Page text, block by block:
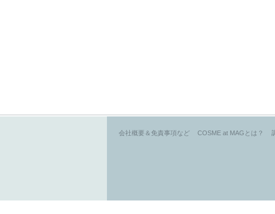
会社概要＆免責事項など COSME at MAGとは？